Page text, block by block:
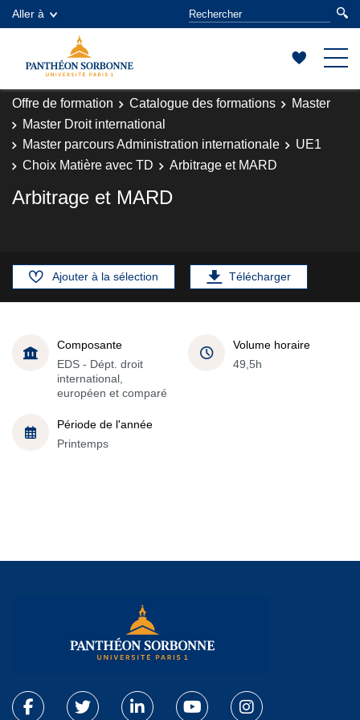
Aller à
Offre de formation Catalogue des formations
Master
Master Droit international
Master parcours Administration internationale
UE1
Choix Matière avec TD
Arbitrage et MARD
Arbitrage et MARD
Ajouter à la sélection Télécharger
Composante
EDS - Dépt. droit
international,
européen et comparé
Volume horaire
49,5h
Période de l'année
Printemps